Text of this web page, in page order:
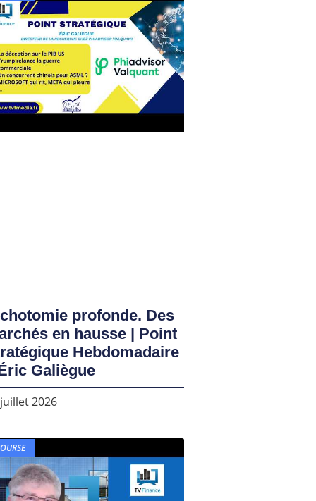
profonde. Des
en hausse | Point
Hebdomadaire
Galiègue
2026